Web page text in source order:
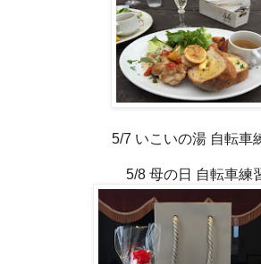
5/7 いこいの湯 自転車
5/8 母の日 自転車練